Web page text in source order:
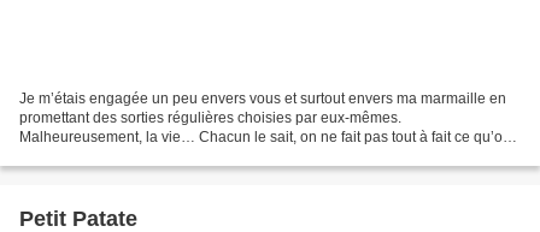
Je m’étais engagée un peu envers vous et surtout envers ma marmaille en
promettant des sorties régulières choisies par eux-mêmes.
Malheureusement, la vie… Chacun le sait, on ne fait pas tout à fait ce qu’on
Petit Patate